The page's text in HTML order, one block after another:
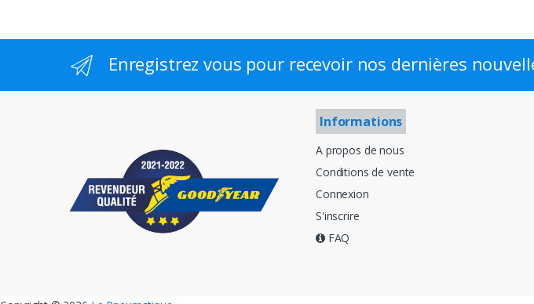
Enregistrez vous pour recevoir nos dernières
Informations
A propos de nous
Conditions de vente
Connexion
S'inscrire
FAQ